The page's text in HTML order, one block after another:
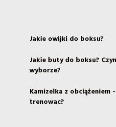
Jakie owijki do boksu?
Jakie buty do boksu?
wyborze?
Kamizelka z obciążeniem
trenowac?